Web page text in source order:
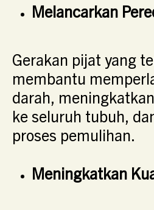
Melancarkan
Gerakan pijat yang
membantu
darah,
ke seluruh tubuh,
proses pemulihan.
Meningkatkan